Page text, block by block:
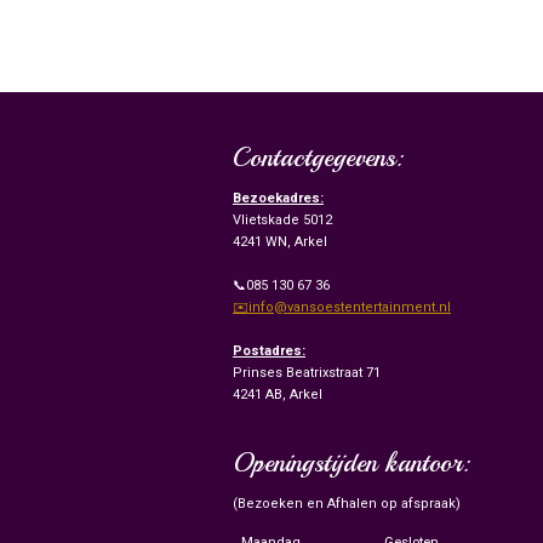
Contactgegevens:
Bezoekadres:
Vlietskade 5012
4241 WN, Arkel
📞085 130 67 36
✉️info@vansoestentertainment.nl
Postadres:
Prinses Beatrixstraat 71
4241 AB, Arkel
Openingstijden kantoor:
(Bezoeken en Afhalen op afspraak)